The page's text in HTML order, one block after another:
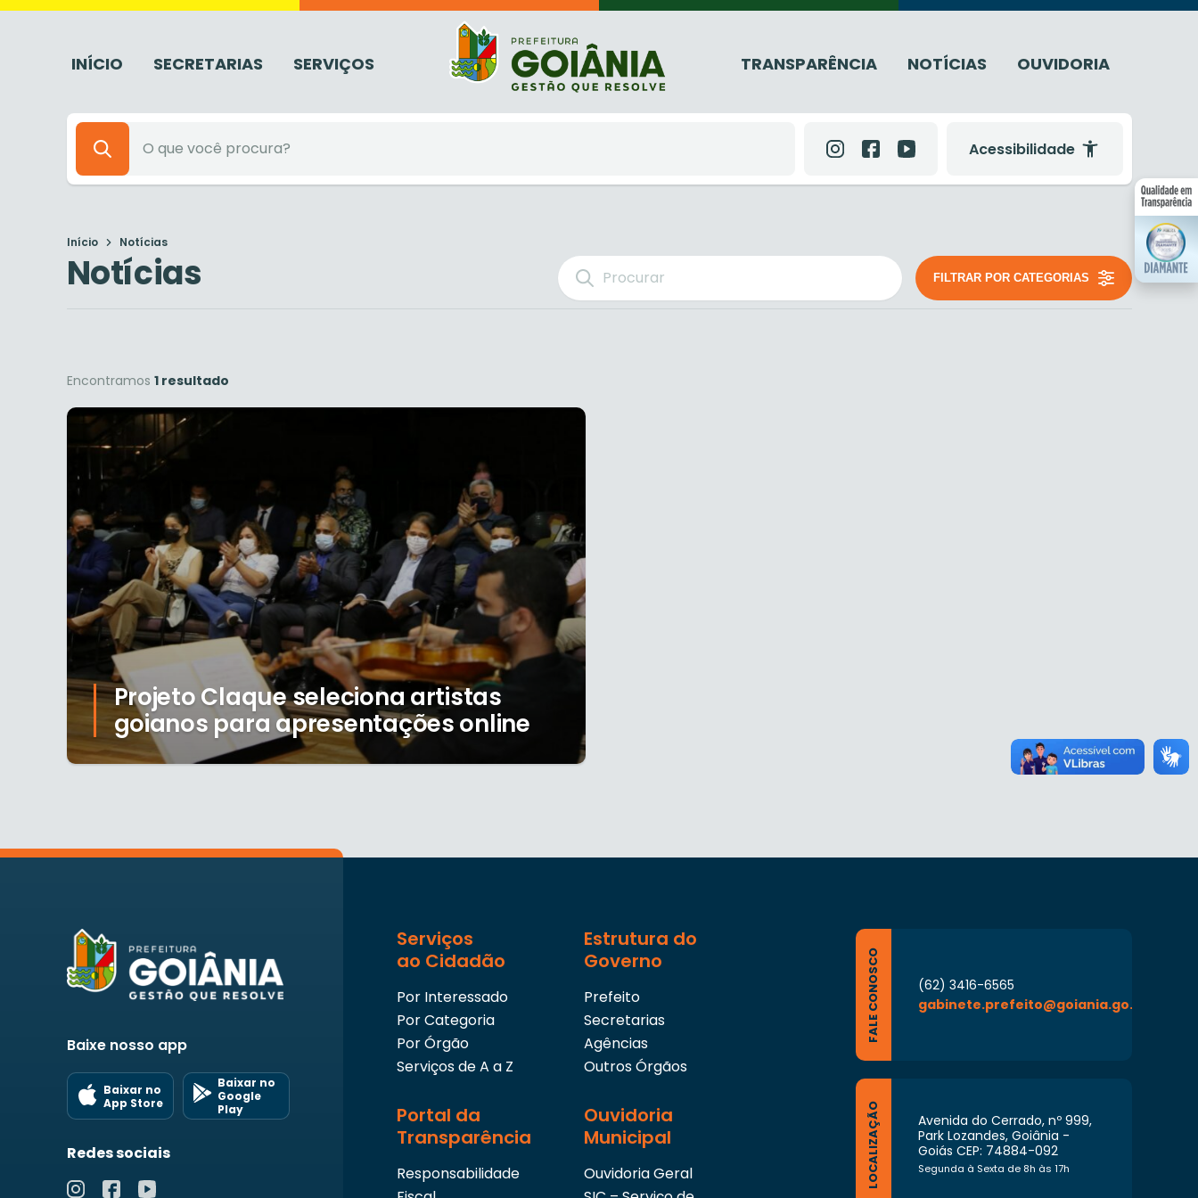
INÍCIO SECRETARIAS SERVIÇOS TRANSPARÊNCIA NOTÍCIAS OUVIDORIA
Acessibilidade
Início Notícias
Notícias FILTRAR POR CATEGORIAS
Encontramos 1 resultado
Projeto Claque seleciona artistas
goianos para apresentações online
Baixe nosso app
Baixar no
App Store
Baixar no
Google
Play
Redes sociais
Serviços
ao Cidadão
Por Interessado
Por Categoria
Por Órgão
Serviços de A a Z
Estrutura do
Governo
Prefeito
Secretarias
Agências
Outros Órgãos
Portal da
Transparência
Responsabilidade
Ouvidoria
Municipal
Ouvidoria Geral
FALE CONOSCO
(62) 3416-6565
gabinete.prefeito@goiania.go.gov.br
LOCALIZAÇÃO
Avenida do Cerrado, nº 999,
Park Lozandes, Goiânia -
Goiás CEP: 74884-092
Segunda à Sexta de 8h às 17h